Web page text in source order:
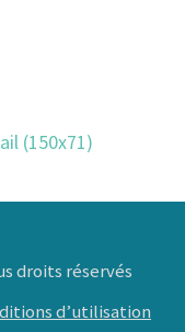
(150x71)
droits réservés
d’utilisation